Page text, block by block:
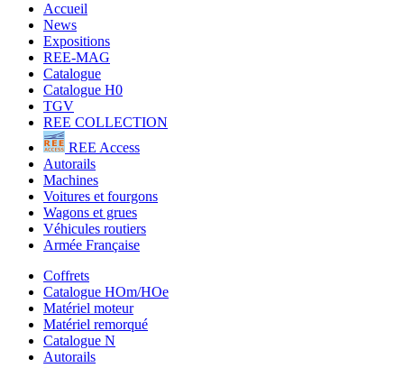
Accueil
News
Expositions
REE-MAG
Catalogue
Catalogue H0
TGV
REE COLLECTION
REE Access
Autorails
Machines
Voitures et fourgons
Wagons et grues
Véhicules routiers
Armée Française
Coffrets
Catalogue HOm/HOe
Matériel moteur
Matériel remorqué
Catalogue N
Autorails